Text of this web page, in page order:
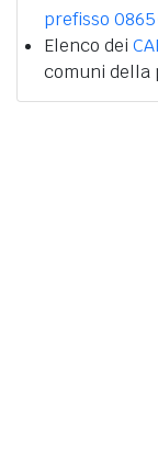
prefisso 0865
Elenco dei
comuni della